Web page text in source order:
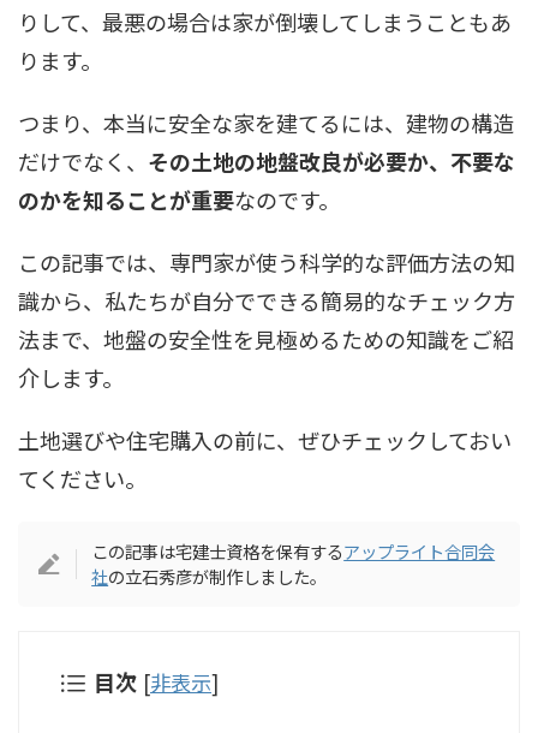
りして、最悪の場合は家が倒壊してしまうこともあ
ります。
つまり、本当に安全な家を建てるには、建物の構造
だけでなく、 その土地の地盤改良が必要か、不要な
のかを知ることが重要なのです。
この記事では、専門家が使う科学的な評価方法の知
識から、私たちが自分でできる簡易的なチェック方
法まで、地盤の安全性を見極めるための知識をご紹
介します。
土地選びや住宅購入の前に、ぜひチェックしておい
てください。
この記事は宅建士資格を保有するアップライト合同会
社の立石秀彦が制作しました。
目次 [非表示]